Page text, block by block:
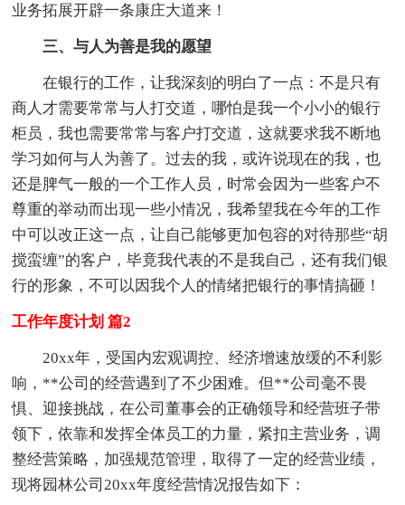
业务拓展开辟一条康庄大道来！
三、与人为善是我的愿望
在银行的工作，让我深刻的明白了一点：不是只有
商人才需要常常与人打交道，哪怕是我一个小小的银行
柜员，我也需要常常与客户打交道，这就要求我不断地
学习如何与人为善了。过去的我，或许说现在的我，也
还是脾气一般的一个工作人员，时常会因为一些客户不
尊重的举动而出现一些小情况，我希望我在今年的工作
中可以改正这一点，让自己能够更加包容的对待那些“胡
搅蛮缠”的客户，毕竟我代表的不是我自己，还有我们银
行的形象，不可以因我个人的情绪把银行的事情搞砸！
工作年度计划 篇2
20xx年，受国内宏观调控、经济增速放缓的不利影
响，**公司的经营遇到了不少困难。但**公司毫不畏
惧、迎接挑战，在公司董事会的正确领导和经营班子带
领下，依靠和发挥全体员工的力量，紧扣主营业务，调
整经营策略，加强规范管理，取得了一定的经营业绩，
现将园林公司20xx年度经营情况报告如下：